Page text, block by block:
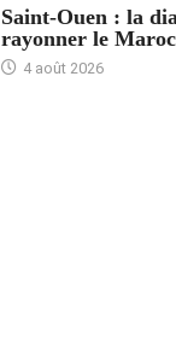
Saint-Ouen : la
rayonner le
4 août 2026